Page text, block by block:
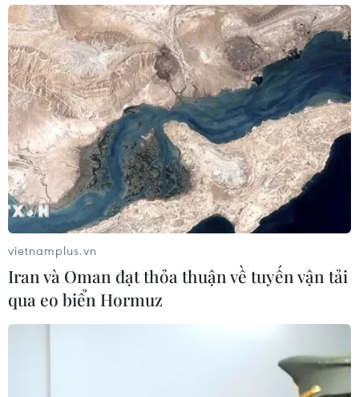
thông điệp dinh dưỡng khoa học và
hợp lý
30/07/2026 07:17
Đồng Nai: Bé trai 4 tuổi suy đa tạng
sau thời gian dài chỉ uống sữa tươi
30/07/2026 05:45
Hơn 300 doanh nghiệp tham gia
Triển lãm quốc tế chuyên ngành y
30/07/2026 05:02
vietnamplus.vn
Iran và Oman đạt thỏa thuận về tuyến vận tải
qua eo biển Hormuz